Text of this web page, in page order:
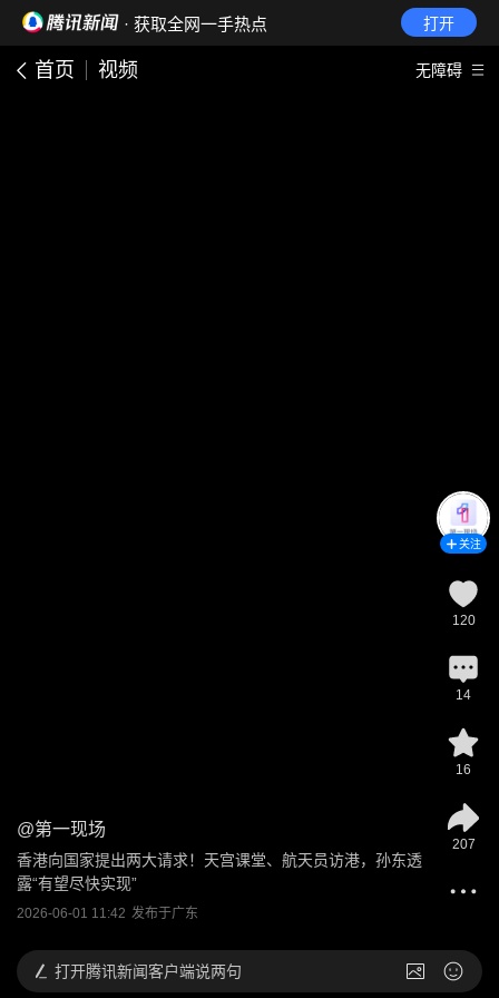
· 获取全网一手热点 打开
首页 视频 无障碍
@第一现场
香港向国家提出两大请求！天宫课堂、航天员访港，孙东透
露“有望尽快实现”
2026-06-01 11:42 发布于广东
关注
120
14
16
207
打开腾讯新闻客户端说两句